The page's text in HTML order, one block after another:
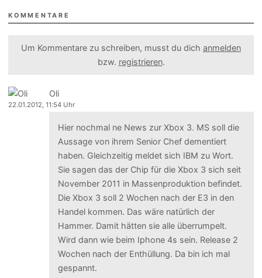
KOMMENTARE
Um Kommentare zu schreiben, musst du dich anmelden
bzw. registrieren.
Oli
22.01.2012, 11:54 Uhr
Hier nochmal ne News zur Xbox 3. MS soll die
Aussage von ihrem Senior Chef dementiert
haben. Gleichzeitig meldet sich IBM zu Wort.
Sie sagen das der Chip für die Xbox 3 sich seit
November 2011 in Massenproduktion befindet.
Die Xbox 3 soll 2 Wochen nach der E3 in den
Handel kommen. Das wäre natürlich der
Hammer. Damit hätten sie alle überrumpelt.
Wird dann wie beim Iphone 4s sein. Release 2
Wochen nach der Enthüllung. Da bin ich mal
gespannt.